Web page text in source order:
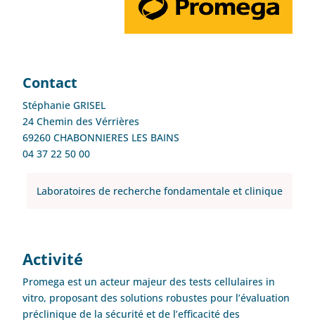
Contact
Stéphanie GRISEL
24 Chemin des Vérrières
69260 CHABONNIERES LES BAINS
04 37 22 50 00
Laboratoires de recherche fondamentale et clinique
Activité
Promega est un acteur majeur des tests cellulaires in
vitro, proposant des solutions robustes pour l’évaluation
préclinique de la sécurité et de l’efficacité des